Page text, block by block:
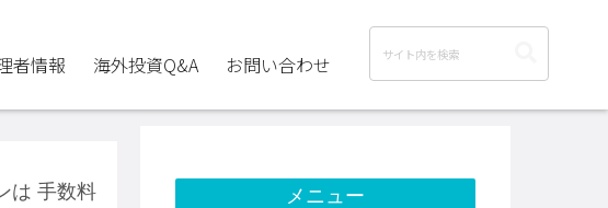
者情報 海外投資Q&A お問い合わせ
は 手数料
メニュー